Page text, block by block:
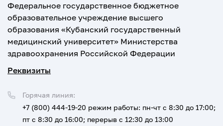
Федеральное государственное бюджетное
образовательное учреждение высшего
образования «Кубанский государственный
медицинский университет» Министерства
здравоохранения Российской Федерации
Реквизиты
Горячая линия:
+7 (800) 444-19-20 режим работы: пн-чт с 8:30 до 17:00;
пт с 8:30 до 16:00; перерыв с 12:30 до 13:00